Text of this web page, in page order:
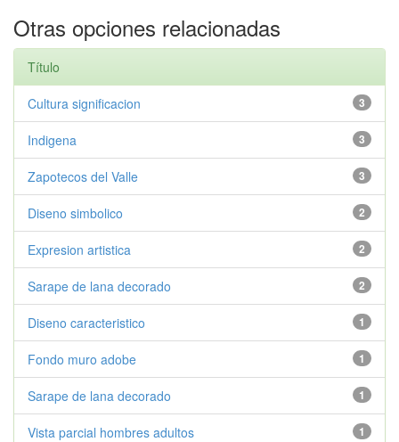
Otras opciones relacionadas
Título
3
Cultura significacion
3
Indigena
3
Zapotecos del Valle
2
Diseno simbolico
2
Expresion artistica
2
Sarape de lana decorado
1
Diseno caracteristico
1
Fondo muro adobe
1
Sarape de lana decorado
1
Vista parcial hombres adultos